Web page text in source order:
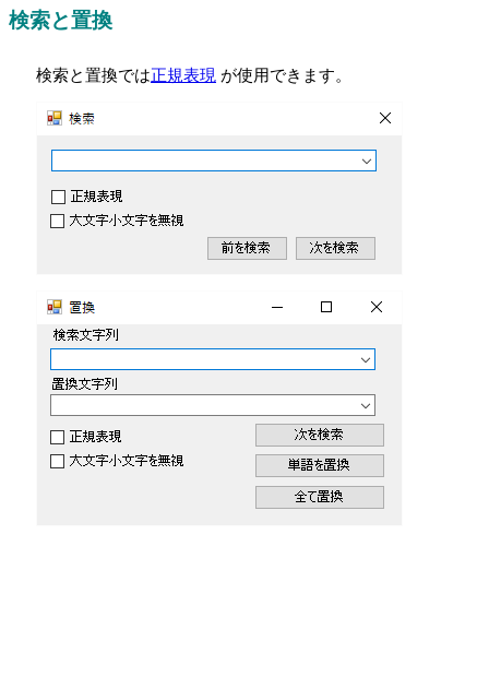
検索と置換
検索と置換では正規表現 が使用できます。